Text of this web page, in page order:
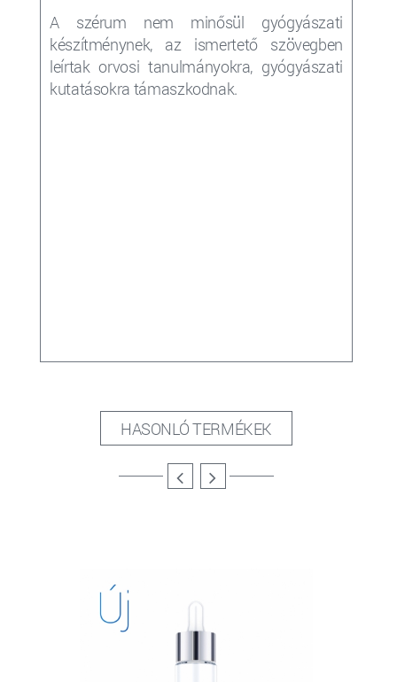
A szérum nem minősül gyógyászati
készítménynek, az ismertető szövegben
leírtak orvosi tanulmányokra, gyógyászati
kutatásokra támaszkodnak.
HASONLÓ TERMÉKEK